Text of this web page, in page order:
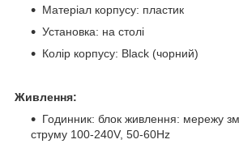
Матеріал корпусу: пластик
Установка: на столі
Колір корпусу: Black (чорний)
Живлення:
Годинник: блок живлення: мережу
струму 100-240V, 50-60Hz